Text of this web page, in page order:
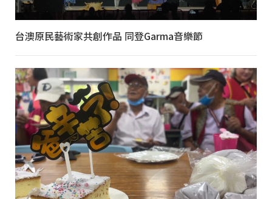
台澳原民藝術家共創作品 同登Garma音樂節